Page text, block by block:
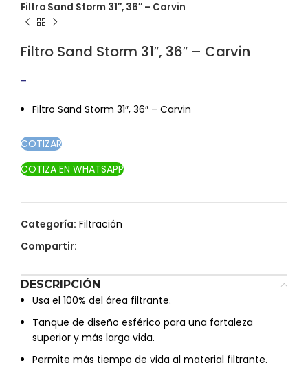
Filtro Sand Storm 31″, 36″ – Carvin
Filtro Sand Storm 31″, 36″ – Carvin
-
Filtro Sand Storm 31″, 36″ – Carvin
COTIZAR
COTIZA EN WHATSAPP
Categoría: Filtración
Compartir:
DESCRIPCIÓN
Usa el 100% del área filtrante.
Tanque de diseño esférico para una fortaleza
superior y más larga vida.
Permite más tiempo de vida al material filtrante.